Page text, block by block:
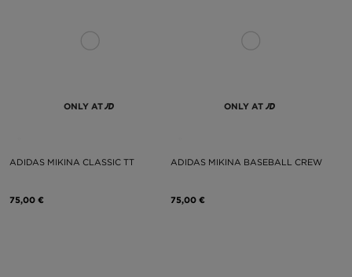
ONLY AT
ADIDAS MIKINA CLASSIC TT
75,00 €
ONLY AT
ADIDAS MIKINA BASEBALL CREW
75,00 €